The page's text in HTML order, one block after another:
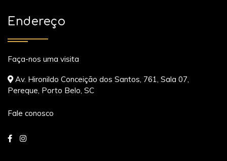
Endereço
Faça-nos uma visita
Av. Hironildo Conceição dos Santos, 761, Sala 07,
Pereque, Porto Belo, SC
Fale conosco